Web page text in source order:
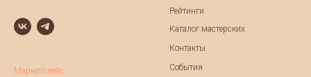
Маркетплейс
Рейтинги
Каталог мастерских
Контакты
События